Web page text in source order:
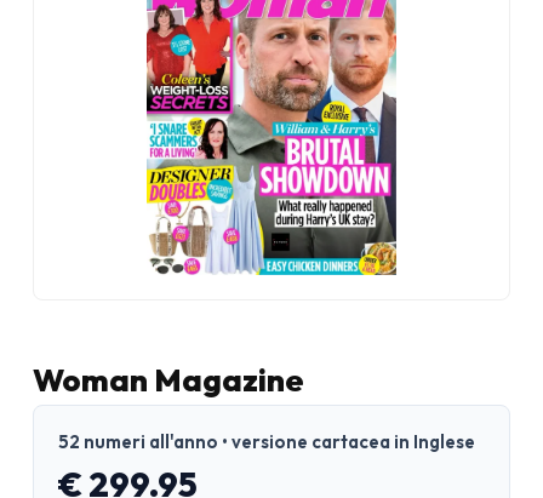
Woman Magazine
52 numeri all'anno • versione cartacea in Inglese
€ 299.95